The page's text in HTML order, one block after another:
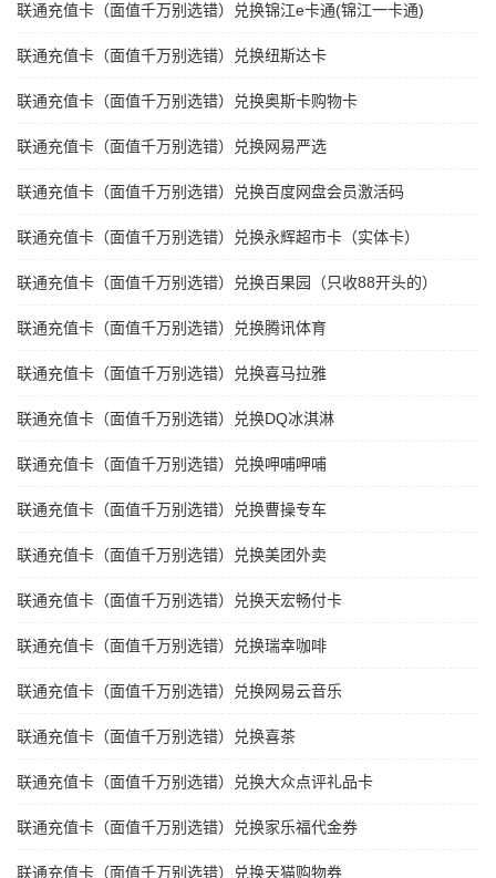
联通充值卡（面值千万别选错）兑换锦江e卡通(锦江一卡通)
联通充值卡（面值千万别选错）兑换纽斯达卡
联通充值卡（面值千万别选错）兑换奥斯卡购物卡
联通充值卡（面值千万别选错）兑换网易严选
联通充值卡（面值千万别选错）兑换百度网盘会员激活码
联通充值卡（面值千万别选错）兑换永辉超市卡（实体卡）
联通充值卡（面值千万别选错）兑换百果园（只收88开头的）
联通充值卡（面值千万别选错）兑换腾讯体育
联通充值卡（面值千万别选错）兑换喜马拉雅
联通充值卡（面值千万别选错）兑换DQ冰淇淋
联通充值卡（面值千万别选错）兑换呷哺呷哺
联通充值卡（面值千万别选错）兑换曹操专车
联通充值卡（面值千万别选错）兑换美团外卖
联通充值卡（面值千万别选错）兑换天宏畅付卡
联通充值卡（面值千万别选错）兑换瑞幸咖啡
联通充值卡（面值千万别选错）兑换网易云音乐
联通充值卡（面值千万别选错）兑换喜茶
联通充值卡（面值千万别选错）兑换大众点评礼品卡
联通充值卡（面值千万别选错）兑换家乐福代金券
联通充值卡（面值千万别选错）兑换天猫购物券